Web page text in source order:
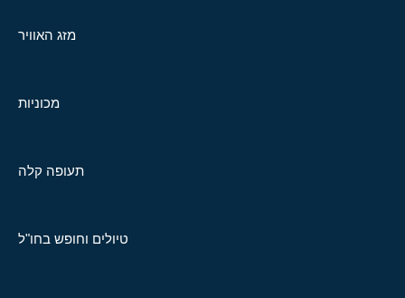
מזג האוויר
מכוניות
תעופה קלה
טיולים וחופש בחו"ל